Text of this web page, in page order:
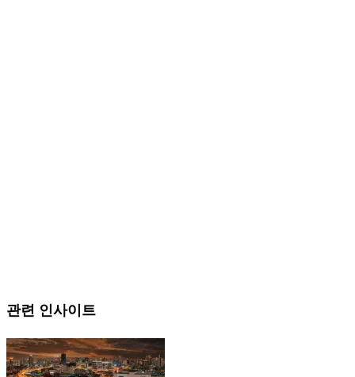
관련 인사이트